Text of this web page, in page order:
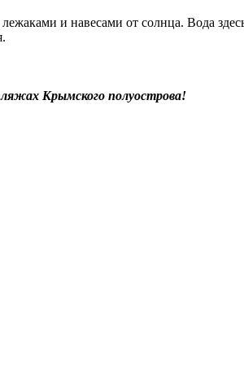
и навесами от солнца. Вода
Крымского полуострова!